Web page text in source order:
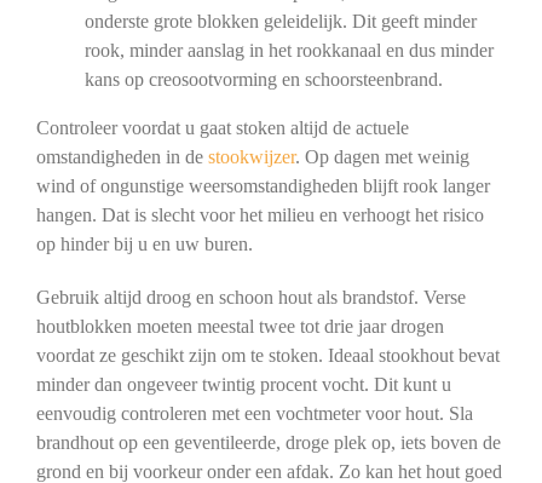
onderste grote blokken geleidelijk. Dit geeft minder
rook, minder aanslag in het rookkanaal en dus minder
kans op creosootvorming en schoorsteenbrand.
Controleer voordat u gaat stoken altijd de actuele
omstandigheden in de stookwijzer. Op dagen met weinig
wind of ongunstige weersomstandigheden blijft rook langer
hangen. Dat is slecht voor het milieu en verhoogt het risico
op hinder bij u en uw buren.
Gebruik altijd droog en schoon hout als brandstof. Verse
houtblokken moeten meestal twee tot drie jaar drogen
voordat ze geschikt zijn om te stoken. Ideaal stookhout bevat
minder dan ongeveer twintig procent vocht. Dit kunt u
eenvoudig controleren met een vochtmeter voor hout. Sla
brandhout op een geventileerde, droge plek op, iets boven de
grond en bij voorkeur onder een afdak. Zo kan het hout goed